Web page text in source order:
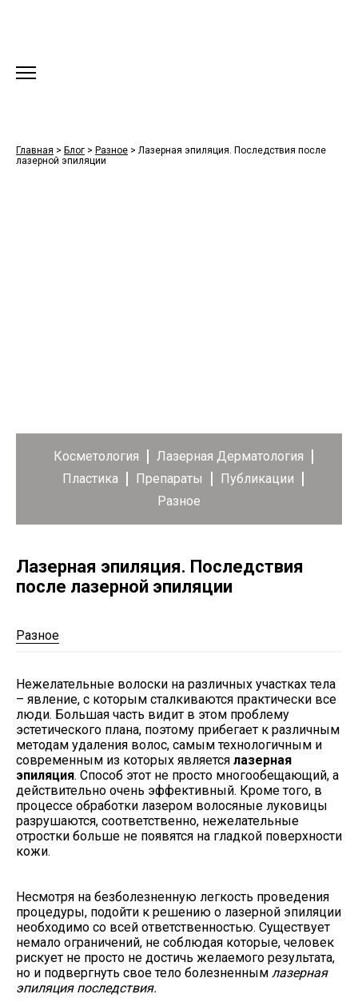
Главная > Блог > Разное > Лазерная эпиляция. Последствия после
лазерной эпиляции
Косметология
Лазерная Дерматология
Пластика
Препараты
Публикации
Разное
Лазерная эпиляция. Последствия
после лазерной эпиляции
Разное
Нежелательные волоски на различных участках тела
– явление, с которым сталкиваются практически все
люди. Большая часть видит в этом проблему
эстетического плана, поэтому прибегает к различным
методам удаления волос, самым технологичным и
современным из которых является лазерная
эпиляция. Способ этот не просто многообещающий, а
действительно очень эффективный. Кроме того, в
процессе обработки лазером волосяные луковицы
разрушаются, соответственно, нежелательные
отростки больше не появятся на гладкой поверхности
кожи.
Несмотря на безболезненную легкость проведения
процедуры, подойти к решению о лазерной эпиляции
необходимо со всей ответственностью. Существует
немало ограничений, не соблюдая которые, человек
рискует не просто не достичь желаемого результата,
но и подвергнуть свое тело болезненным лазерная
эпиляция последствия.